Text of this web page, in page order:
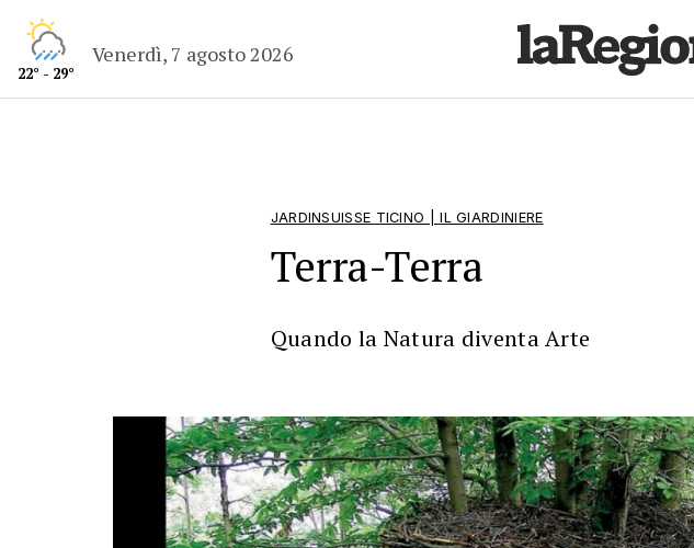
22° - 29°
Venerdì, 7 agosto 2026
JARDINSUISSE TICINO | IL GIARDINIERE
Terra-Terra
Quando la Natura diventa Arte